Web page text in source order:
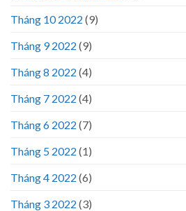
Tháng 10 2022 (9)
Tháng 9 2022 (9)
Tháng 8 2022 (4)
Tháng 7 2022 (4)
Tháng 6 2022 (7)
Tháng 5 2022 (1)
Tháng 4 2022 (6)
Tháng 3 2022 (3)